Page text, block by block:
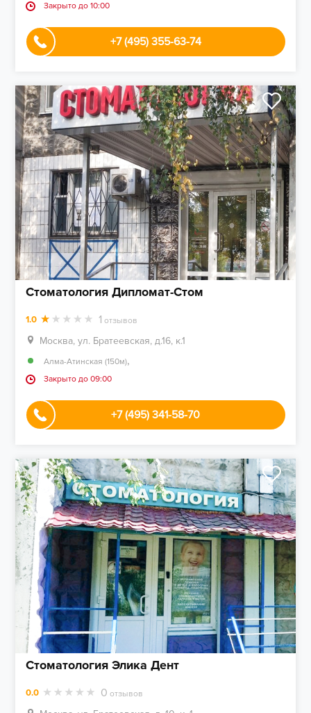
Закрыто до 10:00
+7 (495) 355-63-74
Стоматология Дипломат-Стом
1.0 1 отзывов
Москва, ул. Братеевская, д.16, к.1
Алма-Атинская (150м),
Закрыто до 09:00
+7 (495) 341-58-70
Стоматология Элика Дент
0.0 0 отзывов